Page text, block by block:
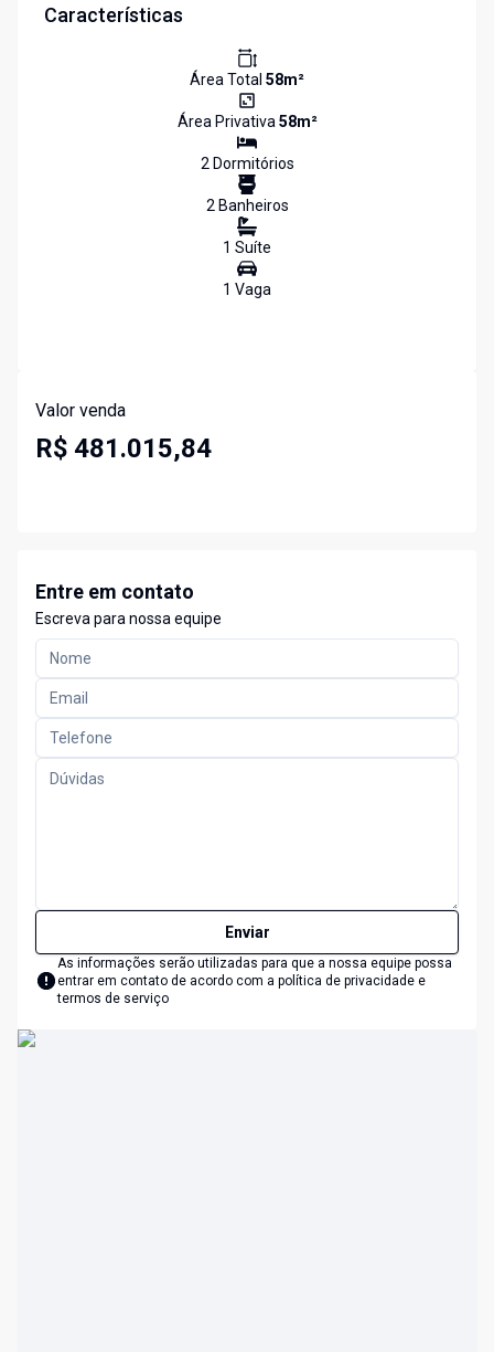
Características
Área Total 58m²
Área Privativa58m²
2Dormitórios
2Banheiros
1 Suíte
1 Vaga
Valor venda
R$ 481.015,84
Entre em contato
Escreva para nossa equipe
Enviar
As informações serão utilizadas para que a nossa equipe possa
entrar em contato de acordo com a política de privacidade e
termos de serviço